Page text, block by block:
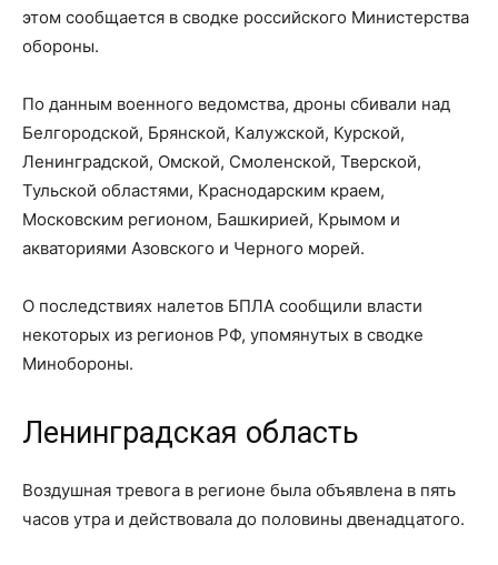
этом сообщается в сводке российского Министерства
обороны.
По данным военного ведомства, дроны сбивали над
Белгородской, Брянской, Калужской, Курской,
Ленинградской, Омской, Смоленской, Тверской,
Тульской областями, Краснодарским краем,
Московским регионом, Башкирией, Крымом и
акваториями Азовского и Черного морей.
О последствиях налетов БПЛА сообщили власти
некоторых из регионов РФ, упомянутых в сводке
Минобороны.
Ленинградская область
Воздушная тревога в регионе была объявлена в пять
часов утра и действовала до половины двенадцатого.